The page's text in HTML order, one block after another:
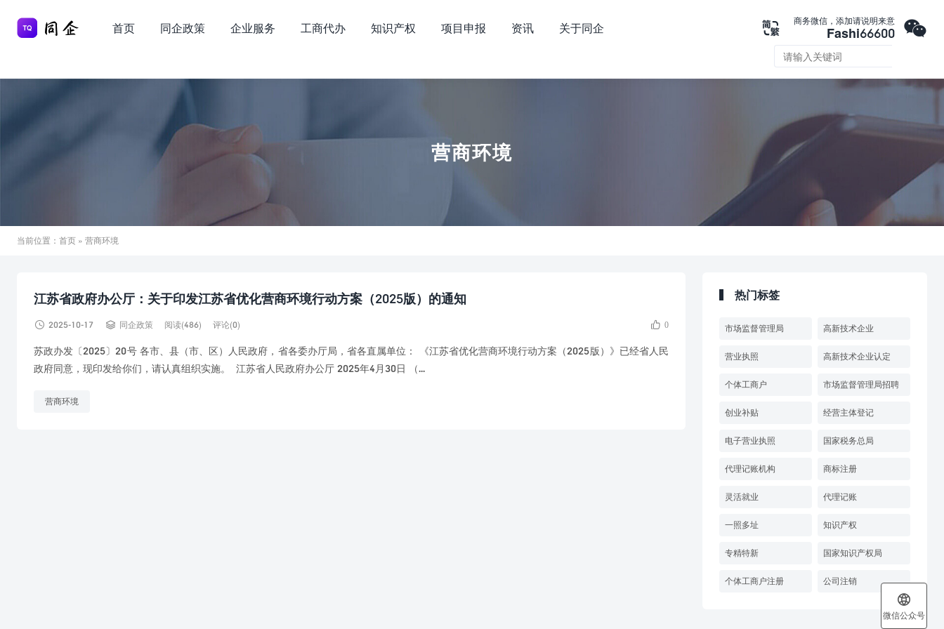
商务微信，添加请说明来意
Fashi66600 

首页 同企政策 企业服务 工商代办 知识产权 项目申报 资讯 关于同企
营商环境
当前位置： 首页 » 营商环境
江苏省政府办公厅：关于印发江苏省优化营商环境行动方案（2025版）的通知
 2025-10-17  同企政策 阅读(486) 评论(0)  0
苏政办发〔2025〕20号 各市、县（市、区）人民政府，省各委办厅局，省各直属单位： 《江苏省优化营商环境行动方案（2025版）》已经省人民
政府同意，现印发给你们，请认真组织实施。 江苏省人民政府办公厅 2025年4月30日 （...
营商环境
热门标签
市场监督管理局 高新技术企业
营业执照 高新技术企业认定
个体工商户 市场监督管理局招聘
创业补贴 经营主体登记
电子营业执照 国家税务总局
代理记账机构 商标注册
灵活就业 代理记账
一照多址 知识产权
专精特新 国家知识产权局
个体工商户注册 公司注销

微信公众号